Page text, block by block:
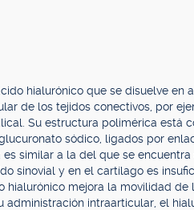
hialurónico que se disuelve
de los tejidos conectivos, por
Su estructura polimérica está
sódico, ligados por
similar a la del que se
sinovial y en el cartílago es
hialurónico mejora la movilidad
administración intraarticular, el